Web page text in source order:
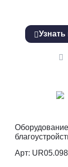
Узнать
стенд)
Арт: UR05.098